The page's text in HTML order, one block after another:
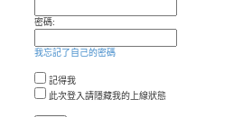
密碼:
我忘記了自己的密碼
記得我
此次登入請隱藏我的上線狀態